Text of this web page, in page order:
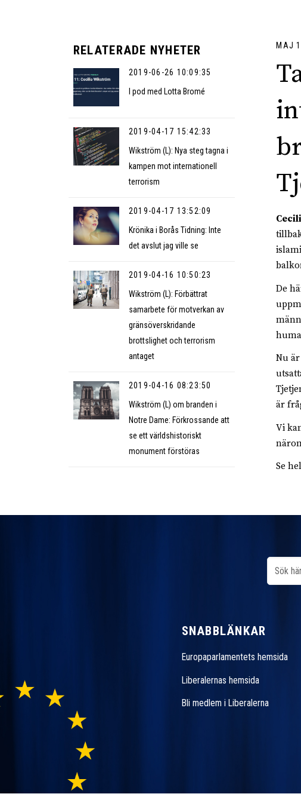
RELATERADE NYHETER
2019-06-26 10:09:35
I pod med Lotta Bromé
2019-04-17 15:42:33
Wikström (L): Nya steg tagna i
kampen mot internationell
terrorism
2019-04-17 13:52:09
Krönika i Borås Tidning: Inte
det avslut jag ville se
2019-04-16 10:50:23
Wikström (L): Förbättrat
samarbete för motverkan av
gränsöverskridande
brottslighet och terrorism
antaget
2019-04-16 08:23:50
Wikström (L) om branden i
Notre Dame: Förkrossande att
se ett världshistoriskt
monument förstöras
MAJ
De
Nu
är
Vi
Se
SNABBLÄNKAR
Europaparlamentets hemsida
Liberalernas hemsida
Bli medlem i Liberalerna